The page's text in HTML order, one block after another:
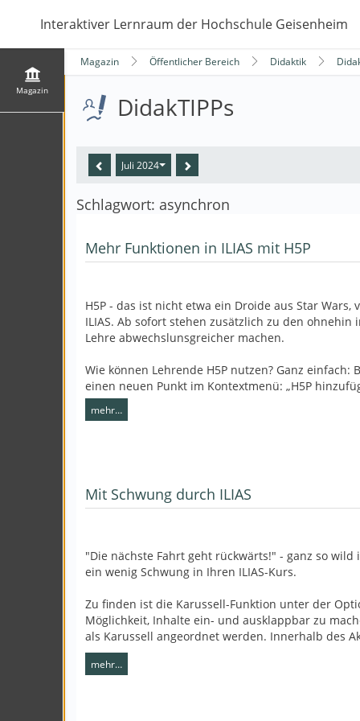
Interaktiver Lernraum der Hochschule Geisenheim
Magazin
Magazin Öffentlicher Bereich Didaktik
DidakTIPPs
Juli 2024
Schlagwort: asynchron
Mehr Funktionen in ILIAS mit H5P
H5P - das ist nicht etwa ein Droide aus Star
ILIAS. Ab sofort stehen zusätzlich zu den
Lehre abwechslunsgreicher machen.
Wie können Lehrende H5P nutzen? Ganz
einen neuen Punkt im Kontextmenü: „H5P
mehr…
Mit Schwung durch ILIAS
"Die nächste Fahrt geht rückwärts!" - ganz so
ein wenig Schwung in Ihren ILIAS-Kurs.
Zu finden ist die Karussell-Funktion unter der
Möglichkeit, Inhalte ein- und ausklappbar zu
als Karussell angeordnet werden. Innerhalb des
mehr…